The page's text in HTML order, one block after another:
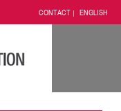
CONTACT ENGLISH